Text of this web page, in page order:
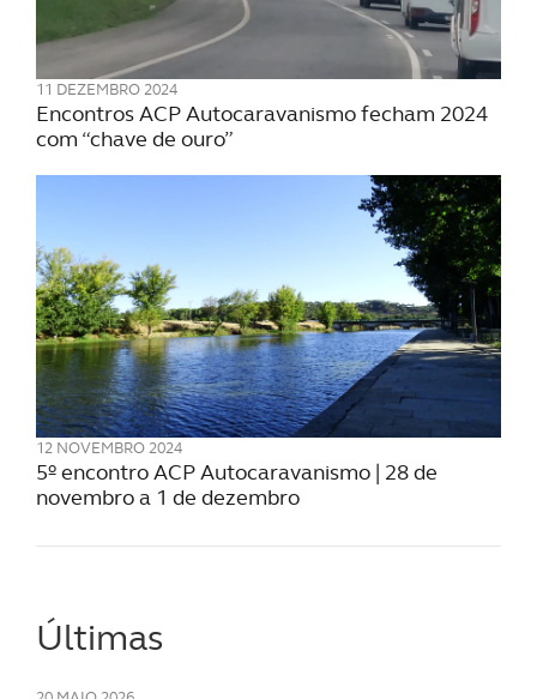
Realçamos que o bloqueio de certo tipo de Cookies e
tecnologias similares pode ter impacto na sua
experiência de navegação no Website e nos serviços
disponibilizados.
11 DEZEMBRO 2024
Encontros ACP Autocaravanismo fecham 2024
com “chave de ouro”
12 NOVEMBRO 2024
5º encontro ACP Autocaravanismo | 28 de
novembro a 1 de dezembro
Últimas